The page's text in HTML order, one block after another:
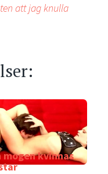
att jag knulla
mogen kvinnas